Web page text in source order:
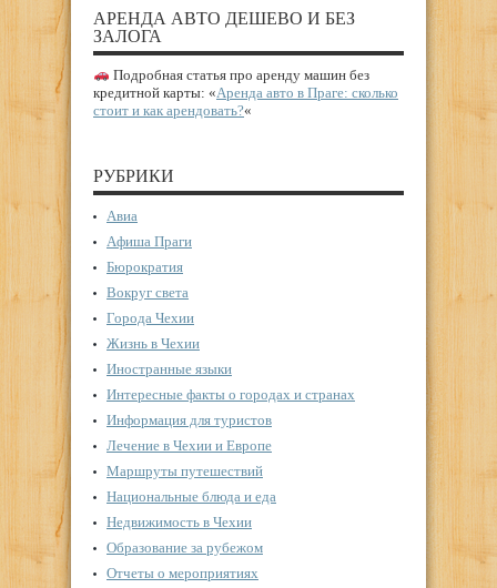
АРЕНДА АВТО ДЕШЕВО И БЕЗ
ЗАЛОГА
Подробная статья про аренду машин без
кредитной карты: «Аренда авто в Праге: сколько
стоит и как арендовать?«
РУБРИКИ
Авиа
Афиша Праги
Бюрократия
Вокруг света
Города Чехии
Жизнь в Чехии
Иностранные языки
Интересные факты о городах и странах
Информация для туристов
Лечение в Чехии и Европе
Маршруты путешествий
Национальные блюда и еда
Недвижимость в Чехии
Образование за рубежом
Отчеты о мероприятиях